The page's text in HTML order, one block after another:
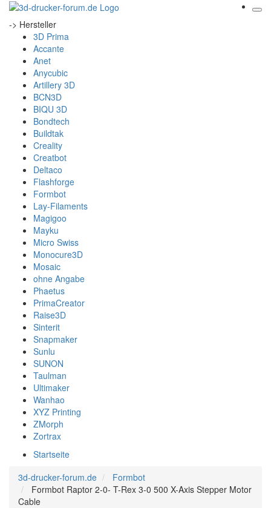
-> Hersteller
3D Prima
Accante
Anet
Anycubic
Artillery 3D
BCN3D
BIQU 3D
Bondtech
Buildtak
Creality
Creatbot
Deltaco
Flashforge
Formbot
Lay-Filaments
Magigoo
Mayku
Micro Swiss
Monocure3D
Mosaic
ohne Angabe
Phaetus
PrimaCreator
Raise3D
Sinterit
Snapmaker
Sunlu
SUNON
Taulman
Ultimaker
Wanhao
XYZ Printing
ZMorph
Zortrax
Startseite
3d-drucker-forum.de
Formbot
Formbot Raptor 2-0- T-Rex 3-0 500 X-Axis Stepper Motor
Cable